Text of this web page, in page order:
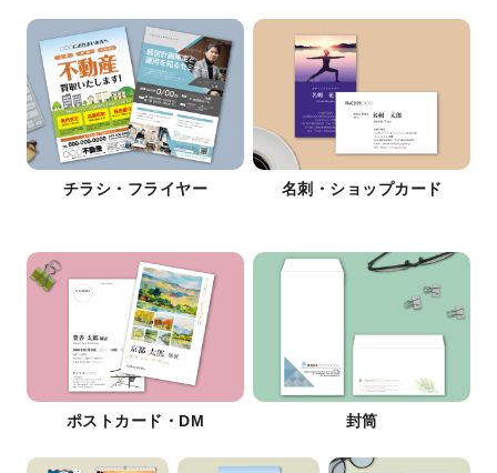
チラシ・フライヤー 名刺・ショップカード
ポストカード・DM 封筒